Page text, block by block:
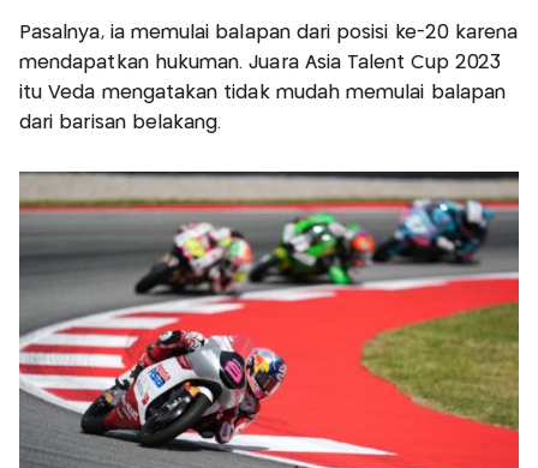
Pasalnya, ia memulai balapan dari posisi ke-20 karena
mendapatkan hukuman. Juara Asia Talent Cup 2023
itu Veda mengatakan tidak mudah memulai balapan
dari barisan belakang.